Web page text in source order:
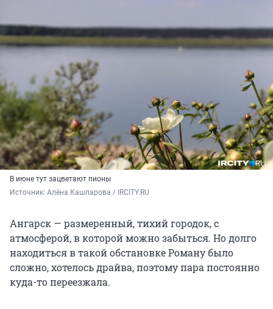
В июне тут зацветают пионы
Источник: Алёна Кашпарова / IRCITY.RU
Ангарск — размеренный, тихий городок, с
атмосферой, в которой можно забыться. Но долго
находиться в такой обстановке Роману было
сложно, хотелось драйва, поэтому пара постоянно
куда-то переезжала.